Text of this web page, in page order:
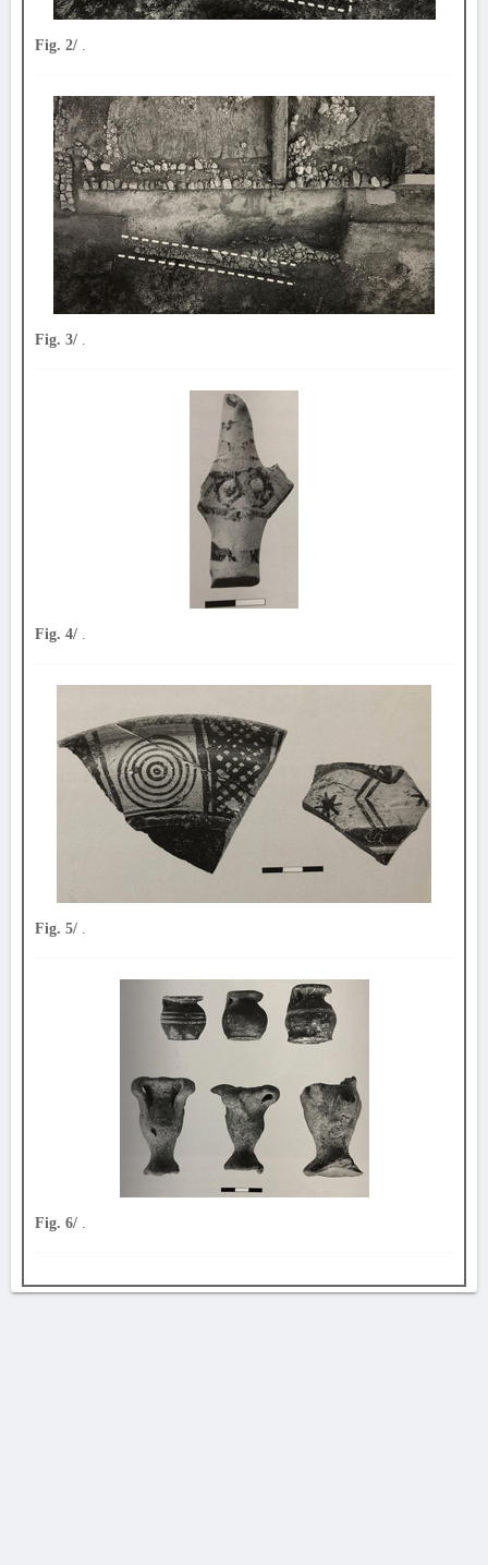
Fig. 2/ .
Fig. 3/ .
Fig. 4/ .
Fig. 5/ .
Fig. 6/ .